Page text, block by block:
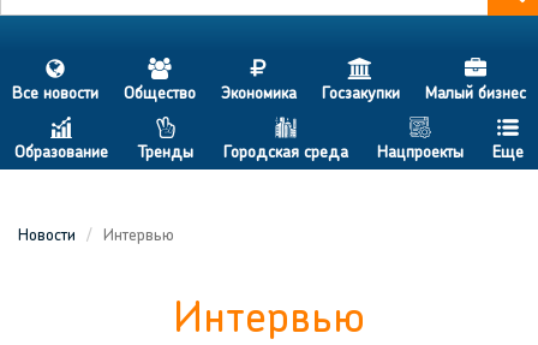
s
Все новости
a
Общество
j
Экономика
h
Госзакупки
d
Малый бизнес
c
Образование
p
Тренды
b
Городская среда
g
Нацпроекты
f
Еще
Новости Интервью
Интервью